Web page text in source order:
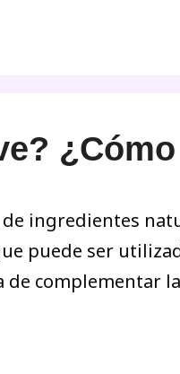
ingredientes
puede ser
de complementar